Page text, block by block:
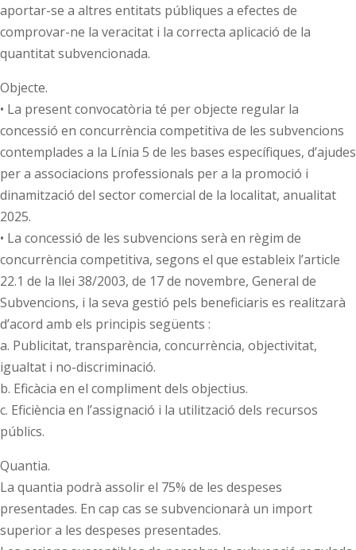
aportar-se a altres entitats públiques a efectes de
comprovar-ne la veracitat i la correcta aplicació de la
quantitat subvencionada.
Objecte.
• La present convocatòria té per objecte regular la
concessió en concurrència competitiva de les subvencions
contemplades a la Línia 5 de les bases específiques, d’ajudes
per a associacions professionals per a la promoció i
dinamització del sector comercial de la localitat, anualitat
2025.
• La concessió de les subvencions serà en règim de
concurrència competitiva, segons el que estableix l’article
22.1 de la llei 38/2003, de 17 de novembre, General de
Subvencions, i la seva gestió pels beneficiaris es realitzarà
d’acord amb els principis següents :
a. Publicitat, transparència, concurrència, objectivitat,
igualtat i no-discriminació.
b. Eficàcia en el compliment dels objectius.
c. Eficiència en l’assignació i la utilització dels recursos
públics.
Quantia.
La quantia podrà assolir el 75% de les despeses
presentades. En cap cas se subvencionarà un import
superior a les despeses presentades.